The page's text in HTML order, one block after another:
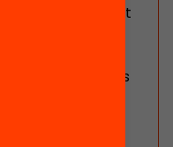
El patronat
l’entitat i
de la
una societat més